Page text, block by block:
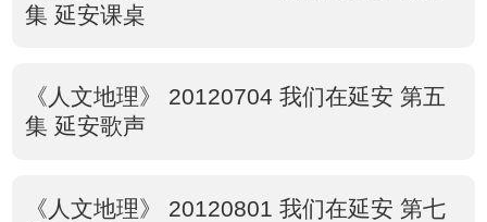
集 延安课桌
《人文地理》 20120704 我们在延安 第五
集 延安歌声
《人文地理》 20120801 我们在延安 第七